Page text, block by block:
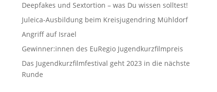
Deepfakes und Sextortion – was Du wissen solltest!
Juleica-Ausbildung beim Kreisjugendring Mühldorf
Angriff auf Israel
Gewinner:innen des EuRegio Jugendkurzfilmpreis
Das Jugendkurzfilmfestival geht 2023 in die nächste
Runde